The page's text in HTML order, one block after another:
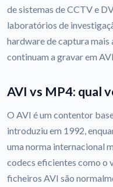
de sistemas de CCTV e
laboratórios de
hardware de captura
continuam a gravar em
AVI vs MP4: qual
O AVI é um contentor
introduziu em 1992,
uma norma internacional
codecs eficientes como o
ficheiros AVI são